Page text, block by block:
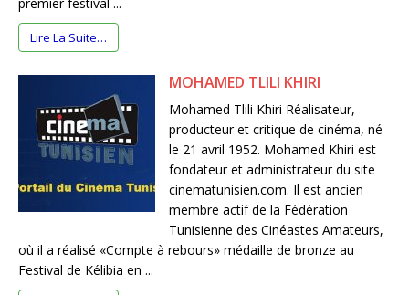
Lire La Suite…
MOHAMED TLILI KHIRI
Mohamed Tlili Khiri Réalisateur,
producteur et critique de cinéma, né
le 21 avril 1952. Mohamed Khiri est
fondateur et administrateur du site
cinematunisien.com. Il est ancien
membre actif de la Fédération
Tunisienne des Cinéastes Amateurs,
où il a réalisé «Compte à rebours» médaille de bronze au
Festival de Kélibia en ...